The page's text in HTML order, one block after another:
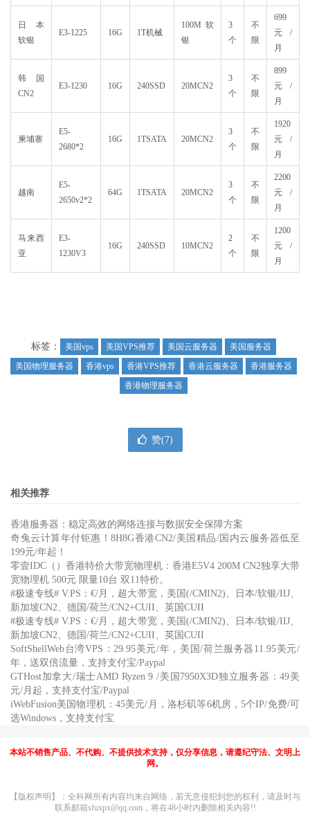
日本
软银
E3-1225 16G 1T机械
100M 软
银
3
个
不
限
699
元/
月
韩国
CN2
E3-1230 16G 240SSD 20MCN2
3
个
不
限
899
元/
月
柬埔寨
E5-
2680*2
16G 1TSATA 20MCN2
3
个
不
限
1920
元/
月
越南
E5-
2650v2*2
64G 1TSATA 20MCN2
3
个
不
限
2200
元/
月
马来西
亚
E3-
1230V3
16G 240SSD 10MCN2
2
个
不
限
1200
元/
月
标签： 美国vps 美国VPS推荐 美国云服务器
美国服务器
美国物理服务器
香港vps 香港VPS推荐 香港云服务器
香港服务器
香港物理服务器
赞(7)
相关推荐
香港服务器：稳定高效的网络连接与数据安全保障方案
奇兔云计算年付钜惠！8H8G香港CN2/美国精品/国内云服务器低至
199元/年起！
零壹IDC（）香港特价大带宽物理机：香港E5V4 200M CN2独享大带
宽物理机 500元 限量10台 双11特价。
#极速专线# V.PS：€/月，超大带宽，美国(/CMIN2)、日本/软银/IIJ、
新加坡CN2、德国/荷兰/CN2+CUII、英国CUII
#极速专线# V.PS：€/月，超大带宽，美国(/CMIN2)、日本/软银/IIJ、
新加坡CN2、德国/荷兰/CN2+CUII、英国CUII
SoftShellWeb台湾VPS：29.95美元/年，美国/荷兰服务器11.95美元/
年，送双倍流量，支持支付宝/Paypal
GTHost加拿大/瑞士AMD Ryzen 9 /美国7950X3D独立服务器：49美
元/月起，支持支付宝/Paypal
iWebFusion美国物理机：45美元/月，洛杉矶等6机房，5个IP/免费/可
选Windows，支持支付宝
本站不销售产品、不代购、不提供技术支持，仅分享信息，请遵纪守法、文明上
网。
【版权声明】：全科网所有内容均来自网络，若无意侵犯到您的权利，请及时与
联系邮箱sfuxpx@qq.com，将在48小时内删除相关内容!!